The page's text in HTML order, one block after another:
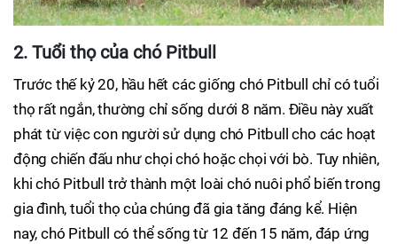
2. Tuổi thọ của chó Pitbull
Trước thế kỷ 20, hầu hết các giống chó Pitbull chỉ có tuổi
thọ rất ngắn, thường chỉ sống dưới 8 năm. Điều này xuất
phát từ việc con người sử dụng chó Pitbull cho các hoạt
động chiến đấu như chọi chó hoặc chọi với bò. Tuy nhiên,
khi chó Pitbull trở thành một loài chó nuôi phổ biến trong
gia đình, tuổi thọ của chúng đã gia tăng đáng kể. Hiện
nay, chó Pitbull có thể sống từ 12 đến 15 năm, đáp ứng